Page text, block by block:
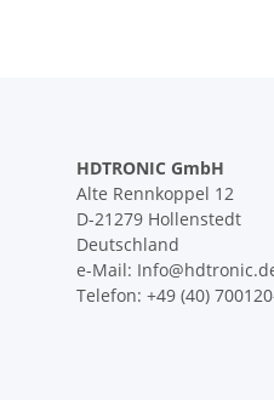
HDTRONIC GmbH
Alte Rennkoppel 12
D-21279 Hollenstedt
Deutschland
e-Mail:
Telefon: +49 (40)